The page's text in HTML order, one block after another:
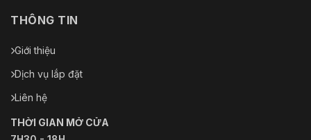
THÔNG TIN
Giới thiệu
Dịch vụ lắp đặt
Liên hệ
THỜI GIAN MỞ CỬA